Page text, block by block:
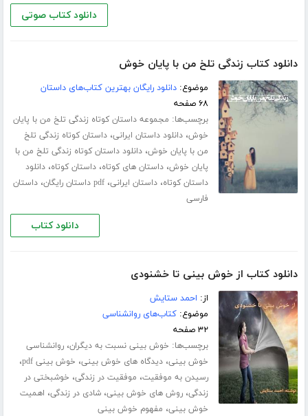
دانلود کتاب صوتی
دانلود کتاب زندگی تلخ من با پایان خوش
موضوع:دانلود رایگان بهترین کتاب‌های داستان
۶۸ صفحه
برچسب‌ها: مجموعه داستان کوتاه زندگی تلخ من با پایان
خوش،دانلود داستان ایرانی،داستان کوتاه زندگی تلخ
من با پایان خوش،دانلود داستان کوتاه زندگی تلخ من با
پایان خوش،داستان های کوتاه،داستان کوتاه،دانلود
داستان کوتاه،داستان ایرانی،pdf داستان رایگان ،داستان
فارسی
دانلود کتاب
دانلود کتاب از خوش بینی تا خشنودی
از: احمد ستایش
موضوع:کتاب‌های روانشناسی
۳۲ صفحه
برچسب‌ها: خوش بینی نسبت به دیگران،روانشناسی
خوش بینی،دیدگاه های خوش بینی، خوش بینی pdf ،
رسیدن به موفقیت، موفقیت در زندگی، خوشبختی در
زندگی،روش های خوش بینی،شادی در زندگی، اهمیت
خوش بینی، مفهوم خوش بینی